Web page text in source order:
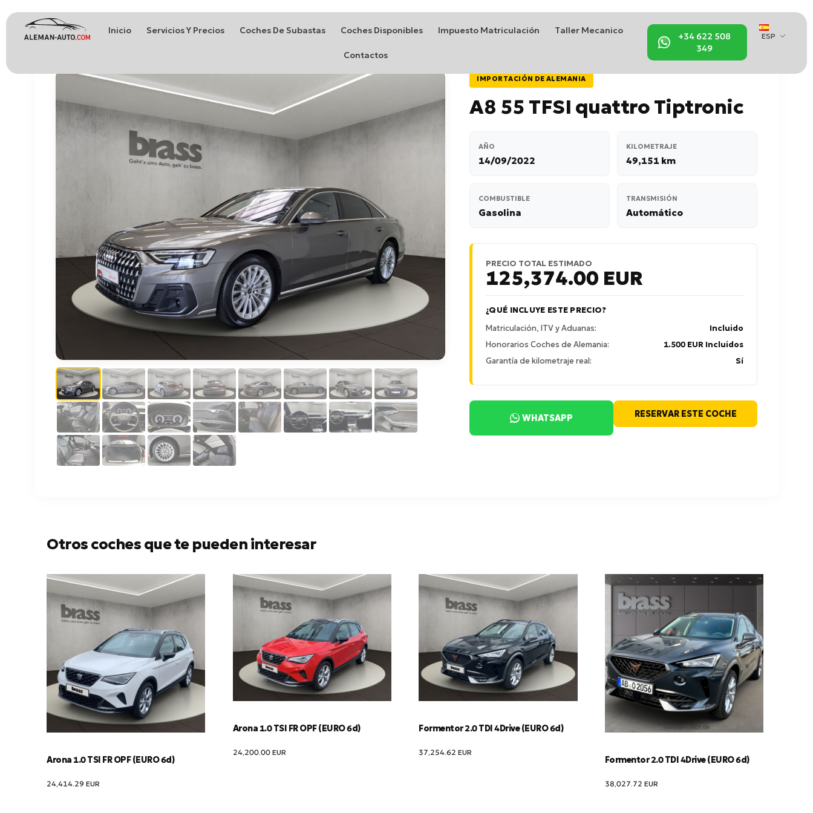
Inicio Servicios Y Precios Coches De Subastas Coches Disponibles Impuesto Matriculación Taller Mecanico
Contactos
+34 622 508
349
ESP
IMPORTACIÓN DE ALEMANIA
A8 55 TFSI quattro Tiptronic
AÑO
14/09/2022
KILOMETRAJE
49,151 km
COMBUSTIBLE
Gasolina
TRANSMISIÓN
Automático
PRECIO TOTAL ESTIMADO
125,374.00 EUR
¿QUÉ INCLUYE ESTE PRECIO?
Matriculación, ITV y Aduanas:
Incluido
Honorarios Coches de Alemania:
1.500 EUR Incluidos
Garantía de kilometraje real:
Sí
WHATSAPP RESERVAR ESTE COCHE
Otros coches que te pueden interesar
Arona 1.0 TSI FR OPF (EURO 6d)
24,414.29 EUR
Arona 1.0 TSI FR OPF (EURO 6d)
24,200.00 EUR
Formentor 2.0 TDI 4Drive (EURO 6d)
37,254.62EUR
Formentor 2.0 TDI 4Drive (EURO 6d)
38,027.72 EUR